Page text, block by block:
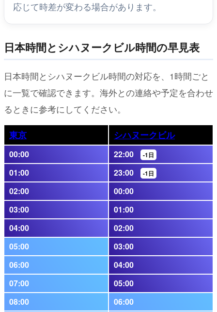
応じて時差が変わる場合があります。
日本時間とシハヌークビル時間の早見表
日本時間とシハヌークビル時間の対応を、1時間ごと
に一覧で確認できます。海外との連絡や予定を合わせ
るときに参考にしてください。
東京 シハヌークビル
00:00 22:00 -1日
01:00 23:00 -1日
02:00
00:00
03:00
01:00
04:00
02:00
05:00
03:00
06:00
04:00
07:00
05:00
08:00
06:00